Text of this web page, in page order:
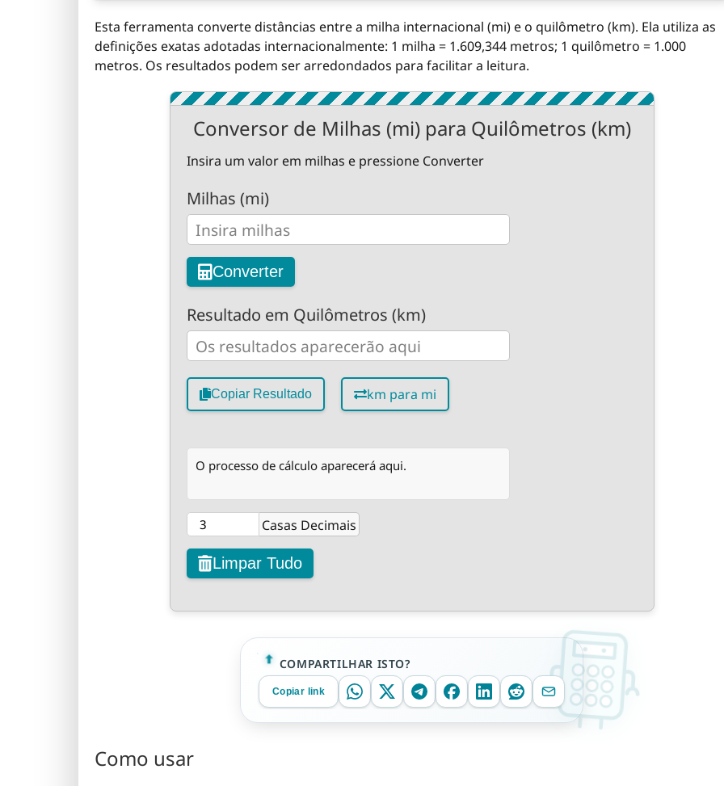
Esta ferramenta converte distâncias entre a milha internacional (mi) e o quilômetro (km). Ela utiliza as
definições exatas adotadas internacionalmente: 1 milha = 1.609,344 metros; 1 quilômetro = 1.000
metros. Os resultados podem ser arredondados para facilitar a leitura.
Conversor de Milhas (mi) para Quilômetros (km)
Insira um valor em milhas e pressione Converter
Milhas (mi)
Converter
Resultado em Quilômetros (km)
Copiar Resultado km para mi
O processo de cálculo aparecerá aqui.
Casas Decimais
Limpar Tudo
COMPARTILHAR ISTO?
Copiar link
Como usar